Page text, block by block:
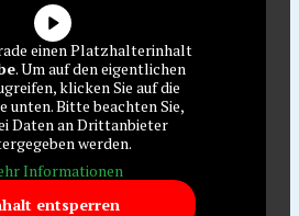
einen Platzhalterinhalt
. Um auf den eigentlichen
klicken Sie auf die
unten. Bitte beachten Sie,
Daten an Drittanbieter
werden.
Informationen
entsperren